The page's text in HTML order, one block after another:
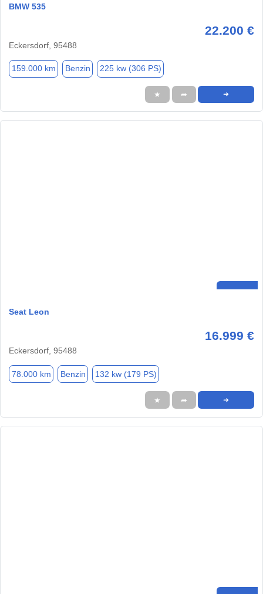
BMW 535
22.200 €
Eckersdorf, 95488
159.000 km Benzin 225 kw (306 PS)
★ ➦ ➜
Seat Leon
16.999 €
Eckersdorf, 95488
78.000 km Benzin 132 kw (179 PS)
★ ➦ ➜